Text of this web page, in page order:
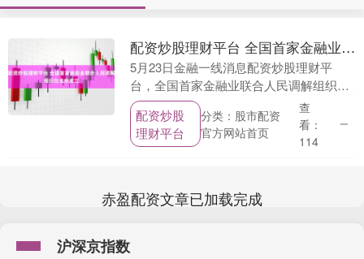
配资炒股理财平台 全国首家金融业联合人民调解组织在北京成立
5月23日金融一线消息配资炒股理财平
台，全国首家金融业联合人民调解组织
——北京金融纠纷联合人民调解委员会
（以下简称金融联调委）在京成立。 金融
联调委是行业性、专....
配资炒股
理财平台
分类：股市配资
官方网站首页
查
看：
114
赤盈配资文章已加载完成
沪深京指数